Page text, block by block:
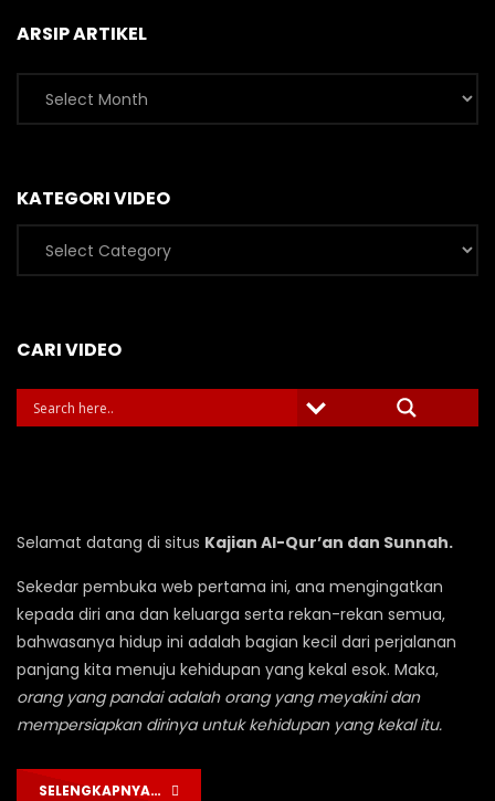
ARSIP ARTIKEL
Arsip
Artikel
KATEGORI VIDEO
Kategori
Video
CARI VIDEO
Selamat datang di situs Kajian Al-Qur’an dan Sunnah.
Sekedar pembuka web pertama ini, ana mengingatkan
kepada diri ana dan keluarga serta rekan-rekan semua,
bahwasanya hidup ini adalah bagian kecil dari perjalanan
panjang kita menuju kehidupan yang kekal esok. Maka,
orang yang pandai adalah orang yang meyakini dan
mempersiapkan dirinya untuk kehidupan yang kekal itu.
SELENGKAPNYA…